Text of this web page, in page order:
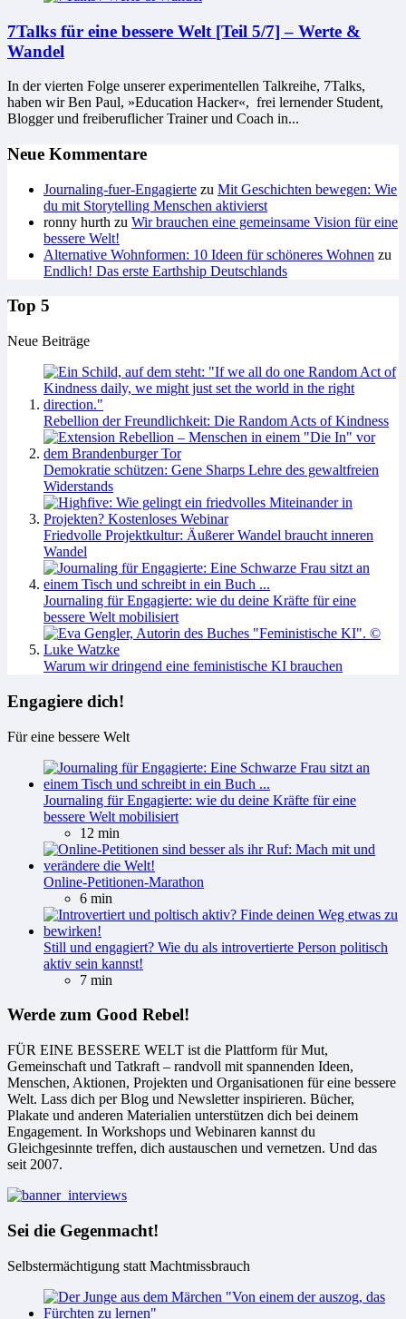
7Talks für eine bessere Welt [Teil 5/7] – Werte &
Wandel
In der vierten Folge unserer experimentellen Talkreihe, 7Talks,
haben wir Ben Paul, »Edu­ca­tion Hacker«, frei ler­nen­der Stu­dent,
Blog­ger und frei­be­ruf­licher Trai­ner und Coach in...
Neue Kommentare
Journaling-fuer-Engagierte zu Mit Geschichten bewegen: Wie
du mit Storytelling Menschen aktivierst
ronny hurth zu Wir brauchen eine gemeinsame Vision für eine
bessere Welt!
Alternative Wohnformen: 10 Ideen für schöneres Wohnen zu
Endlich! Das erste Earthship Deutschlands
Top 5
Neue Beiträge
Rebellion der Freundlichkeit: Die Random Acts of Kindness
Demokratie schützen: Gene Sharps Lehre des gewaltfreien
Widerstands
Friedvolle Projektkultur: Äußerer Wandel braucht inneren
Wandel
Journaling für Engagierte: wie du deine Kräfte für eine
bessere Welt mobilisiert
Warum wir dringend eine feministische KI brauchen
Engagiere dich!
Für eine bessere Welt
Journaling für Engagierte: wie du deine Kräfte für eine
bessere Welt mobilisiert
12 min
Online-Petitionen-Marathon
6 min
Still und engagiert? Wie du als introvertierte Person politisch
aktiv sein kannst!
7 min
Werde zum Good Rebel!
FÜR EINE BESSERE WELT ist die Plattform für Mut,
Gemeinschaft und Tatkraft – randvoll mit spannenden Ideen,
Menschen, Aktionen, Projekten und Organisationen für eine bessere
Welt. Lass dich per Blog und Newsletter inspirieren. Bücher,
Plakate und anderen Materialien unterstützen dich bei deinem
Engagement. In Workshops und Webinaren kannst du
Gleichgesinnte treffen, dich austauschen und vernetzen. Und das
seit 2007.
Sei die Gegenmacht!
Selbstermächtigung statt Machtmissbrauch